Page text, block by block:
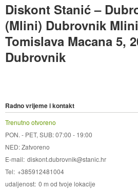
Diskont Stanić –
(Mlini) Dubrovnik
Tomislava Macana 5,
Dubrovnik
Radno vrijeme i kontakt
Trenutno otvoreno
PON. - PET, SUB: 07:00 - 19:00
NED: Zatvoreno
E-mail diskont.dubrovnik@stanic.hr
Tel +385912481004
udaljenost 0 m od tvoje lokacije